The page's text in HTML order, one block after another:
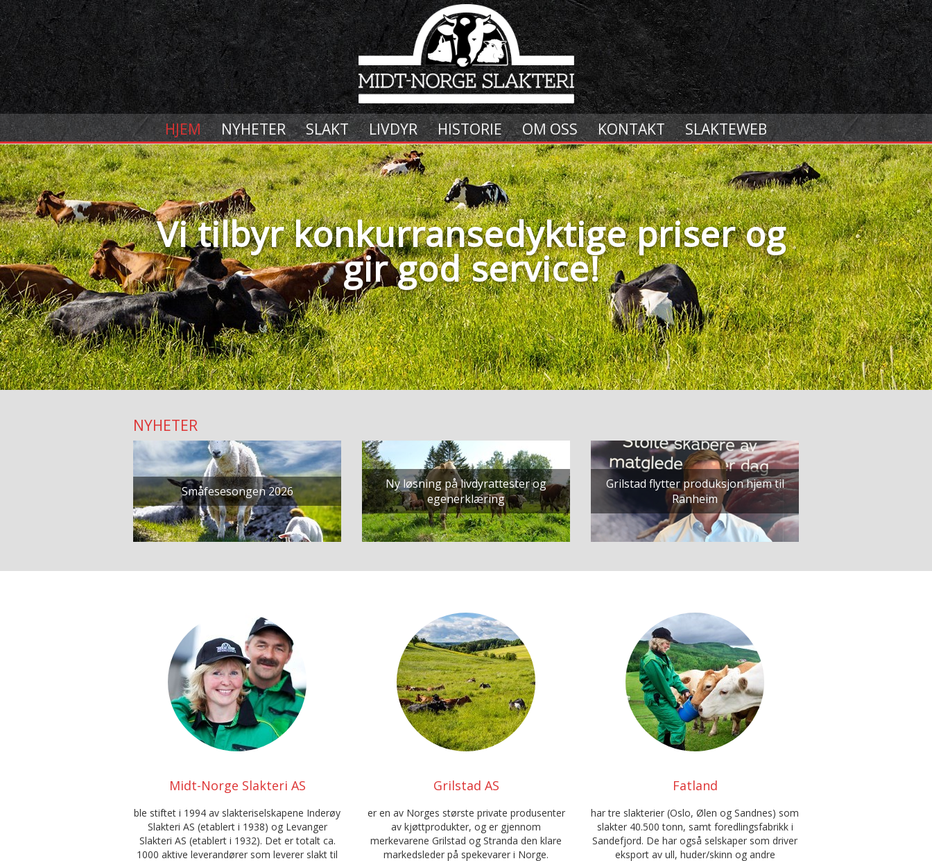
HJEM NYHETER SLAKT LIVDYR HISTORIE OM OSS KONTAKT SLAKTEWEB
Vi tilbyr konkurransedyktige priser og
gir god service!
••••
NYHETER
Småfesesongen 2026
Ny løsning på livdyrattester og
egenerklæring
Grilstad flytter produksjon hjem til
Ranheim
Midt-Norge Slakteri AS
ble stiftet i 1994 av slakteriselskapene Inderøy
Slakteri AS (etablert i 1938) og Levanger
Slakteri AS (etablert i 1932). Det er totalt ca.
1000 aktive leverandører som leverer slakt til
Grilstad AS
er en av Norges største private produsenter
av kjøttprodukter, og er gjennom
merkevarene Grilstad og Stranda den klare
markedsleder på spekevarer i Norge.
Fatland
har tre slakterier (Oslo, Ølen og Sandnes) som
slakter 40.500 tonn, samt foredlingsfabrikk i
Sandefjord. De har også selskaper som driver
eksport av ull, huder/skinn og andre